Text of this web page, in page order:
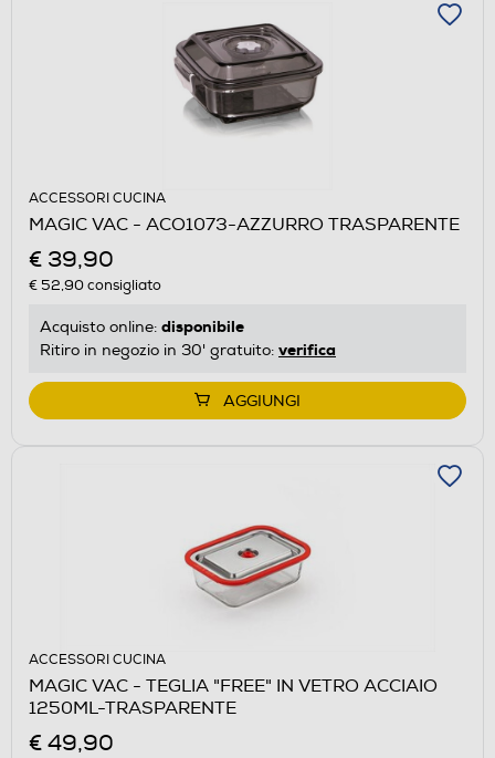
ACCESSORI CUCINA
MAGIC VAC - ACO1073-AZZURRO TRASPARENTE
€ 39,90
€ 52,90consigliato
Acquisto online: disponibile
Ritiro in negozio in 30' gratuito: verifica
AGGIUNGI
ACCESSORI CUCINA
MAGIC VAC - TEGLIA "FREE" IN VETRO ACCIAIO
1250ML-TRASPARENTE
€ 49,90